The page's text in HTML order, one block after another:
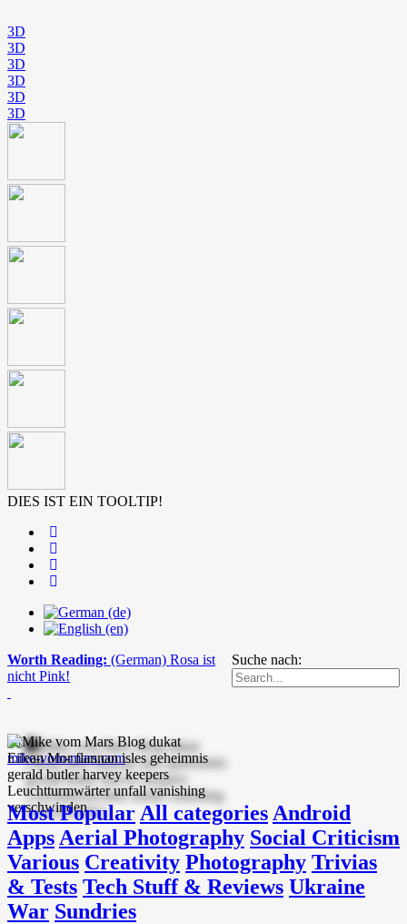
3D
3D
3D
3D
3D
3D
DIES IST EIN TOOLTIP!
Suche nach:
Worth Reading: (German) Rosa ist
nicht Pink!
mike-vom-mars.com
Most Popular All categories Android
Apps Aerial Photography Social Criticism
Various Creativity Photography Trivias
& Tests Tech Stuff & Reviews Ukraine
War Sundries